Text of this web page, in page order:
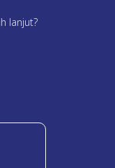
lanjut?